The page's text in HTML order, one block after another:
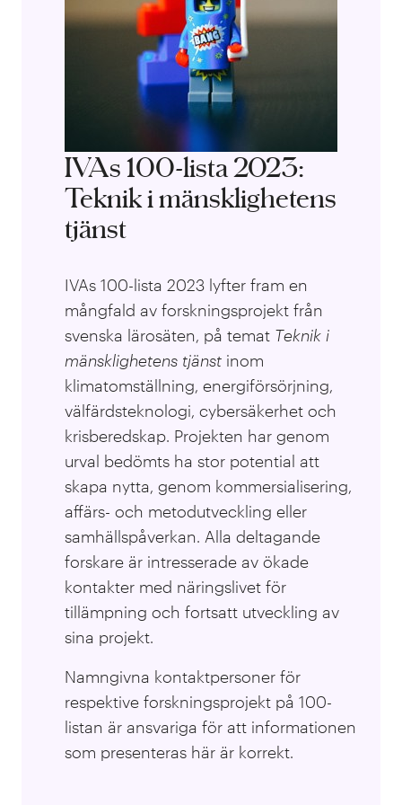
IVAs 100-lista 2023:
Teknik i mänsklighetens
tjänst
IVAs 100-lista 2023 lyfter fram en
mångfald av forskningsprojekt från
svenska lärosäten, på temat Teknik i
mänsklighetens tjänst inom
klimatomställning, energiförsörjning,
välfärdsteknologi, cybersäkerhet och
krisberedskap. Projekten har genom
urval bedömts ha stor potential att
skapa nytta, genom kommersialisering,
affärs- och metodutveckling eller
samhällspåverkan. Alla deltagande
forskare är intresserade av ökade
kontakter med näringslivet för
tillämpning och fortsatt utveckling av
sina projekt.
Namngivna kontaktpersoner för
respektive forskningsprojekt på 100-
listan är ansvariga för att informationen
som presenteras här är korrekt.